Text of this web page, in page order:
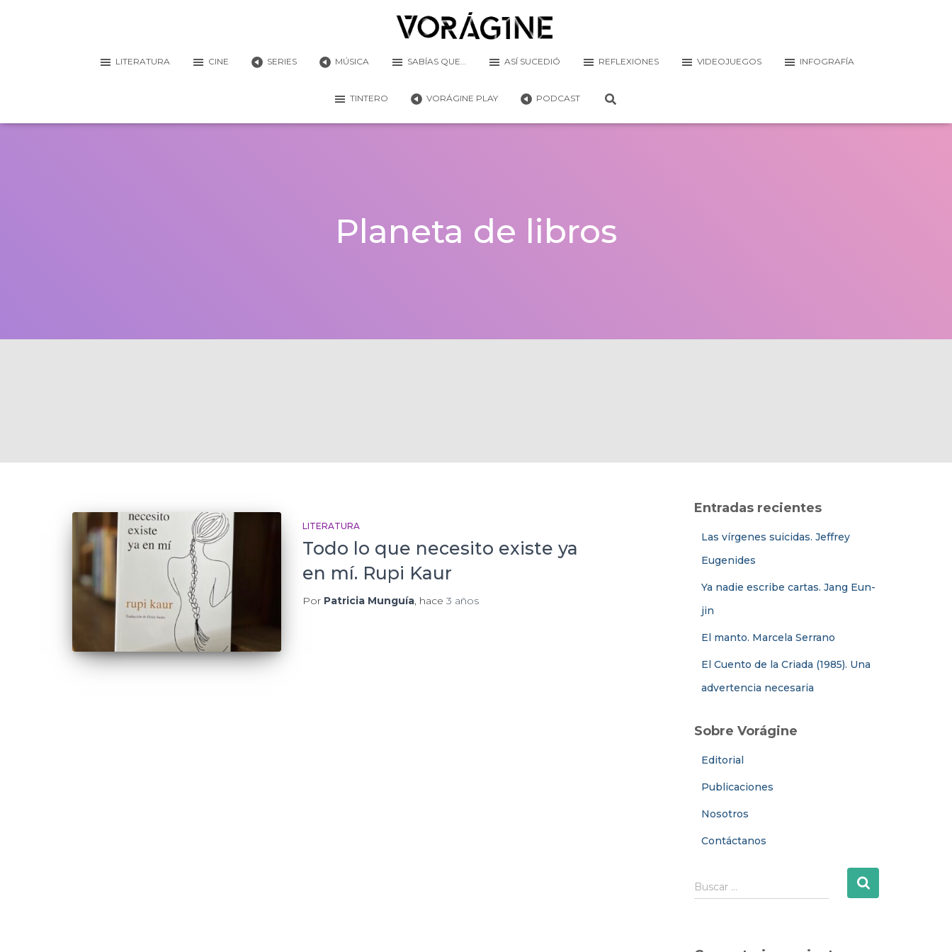
LITERATURA CINE SERIES MÚSICA SABÍAS QUE… ASÍ SUCEDIÓ REFLEXIONES VIDEOJUEGOS INFOGRAFÍA
TINTERO VORÁGINE PLAY PODCAST
Planeta de libros
LITERATURA
Todo lo que necesito existe ya
en mí. Rupi Kaur
Por Patricia Munguía, hace 3 años
Entradas recientes
Las vírgenes suicidas. Jeffrey
Eugenides
Ya nadie escribe cartas. Jang Eun-
jin
El manto. Marcela Serrano
El Cuento de la Criada (1985). Una
advertencia necesaria
Sobre Vorágine
Editorial
Publicaciones
Nosotros
Contáctanos
B
u
Buscar …